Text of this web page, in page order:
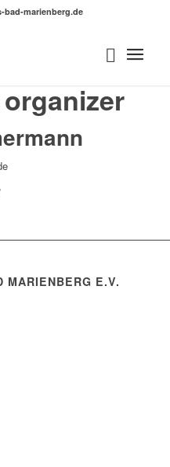
bad-marienberg.de
MARIENBERG E.V.